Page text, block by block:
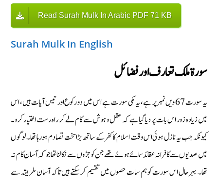
Read Surah Mulk In Arabic PDF 71 KB
Surah Mulk In English
سورة ملك تعارف اور فضائل
یہ سورت 67 ویں نمبر پر ہے، یہ مکی سورت ہے اس میں دو رکوع اور تیس آیات ہیں، اس
میں زیادہ زور اس بات پر دیا گیا ہے کہ عقل و ہوش سے کام لے کر راہ رست اختیار کرو۔
کیونکہ جب یہ نازل ہوئی اس وقت اسلام کا کفر کے ساتھ بڑا سخت تصادم ہورہا تھا۔ لوگوں
میں صدیوں سے کافرانہ عقائد سمائے ہوئے تھے جن کو جڑوں سے نکالنا تھا جو کہ آسان کام نہ
تھا۔ بہرحال اس سورت کو ہم سات حصوں میں تقسیم کرسکتے ہیں تاکہ آسان طریقہ سے